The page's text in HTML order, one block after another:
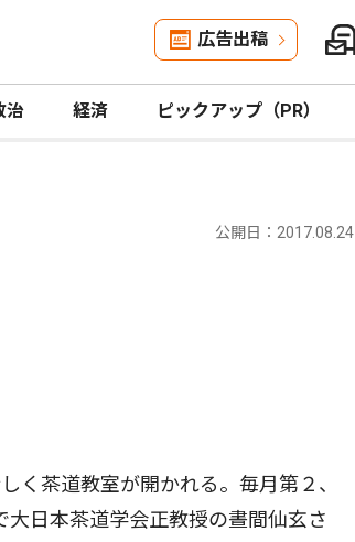
広告出稿
治 経済 ピックアップ（PR）
公開日：2017.08.24
茶道教室が開かれる。毎月第２、
日本茶道学会正教授の晝間仙玄さ